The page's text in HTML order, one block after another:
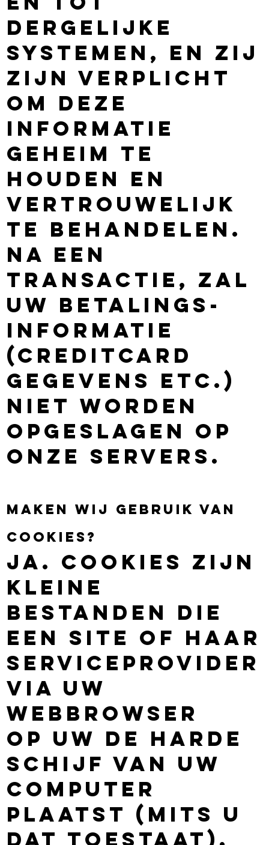
dergelijke
systemen, en zij
zijn verplicht
om deze
informatie
geheim te
houden en
vertrouwelijk
te behandelen.
Na een
transactie, zal
uw betalings-
informatie
(creditcard
gegevens etc.)
niet worden
opgeslagen op
onze servers.
Maken wij gebruik van
cookies?
Ja. Cookies zijn
kleine
bestanden die
een site of haar
serviceprovider
via uw
webbrowser
op uw de harde
schijf van uw
computer
plaatst (mits u
dat toestaat).